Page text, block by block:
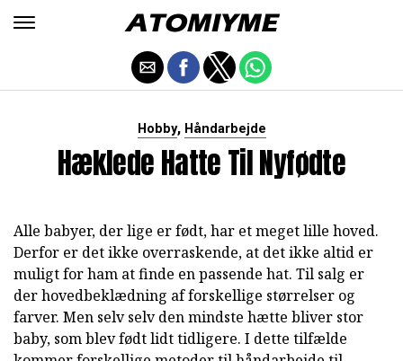
Hobby, Håndarbejde
Hæklede Hatte Til Nyfødte
Alle babyer, der lige er født, har et meget lille hoved.
Derfor er det ikke overraskende, at det ikke altid er
muligt for ham at finde en passende hat. Til salg er
der hovedbeklædning af forskellige størrelser og
farver. Men selv selv den mindste hætte bliver stor
baby, som blev født lidt tidligere. I dette tilfælde